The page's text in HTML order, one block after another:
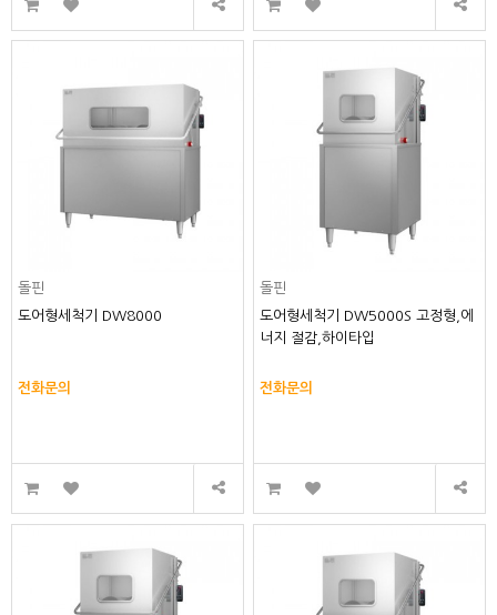
돌핀
도어형세척기 DW8000
전화문의
돌핀
도어형세척기 DW5000S 고정형,에
너지 절감,하이타입
전화문의